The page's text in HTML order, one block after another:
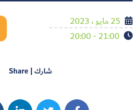
25 مايو ، 2023
21:00 - 20:00
شارك | Share